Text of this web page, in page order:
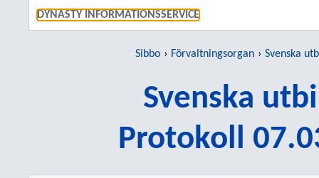
DYNASTY INFORMATIONSSERVICE
Sibbo Förvaltningsorgan Svenska
Svenska
Protokoll